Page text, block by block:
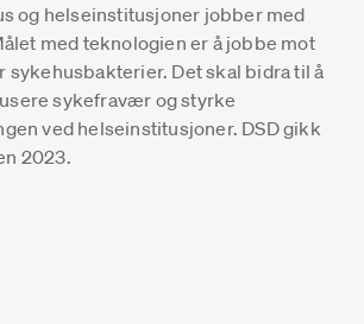
og helseinstitusjoner jobber med
med teknologien er å jobbe mot
sykehusbakterier. Det skal bidra til å
sykefravær og styrke
ved helseinstitusjoner. DSD gikk
2023.